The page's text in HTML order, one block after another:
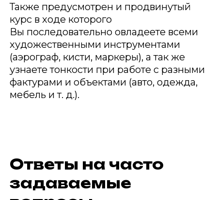
Также предусмотрен и продвинутый
курс в ходе которого
Вы последовательно овладеете всеми
художественными инструментами
(аэрограф, кисти, маркеры), а так же
узнаете тонкости при работе с разными
фактурами и объектами (авто, одежда,
мебель и т. д.).
Ответы на часто
задаваемые